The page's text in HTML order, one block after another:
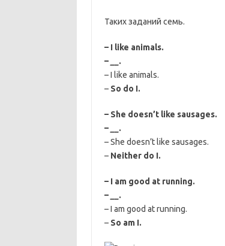
Таких заданий семь.
– I like animals.
–
.
– I like animals.
– So do I.
– She doesn’t like sausages.
–
.
– She doesn’t like sausages.
– Neither do I.
– I am good at running.
–
.
– I am good at running.
– So am I.